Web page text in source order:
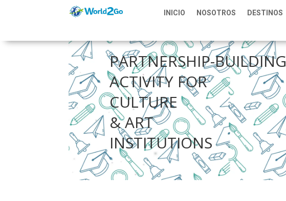
INICIO NOSOTROS DESTINOS
PARTNERSHIP-BUILDING
ACTIVITY FOR
CULTURE
& ART
INSTITUTIONS